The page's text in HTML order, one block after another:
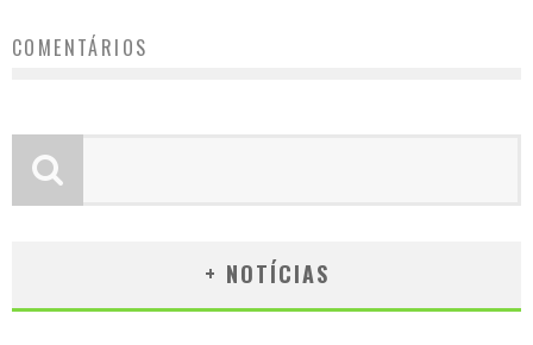
COMENTÁRIOS
+ NOTÍCIAS